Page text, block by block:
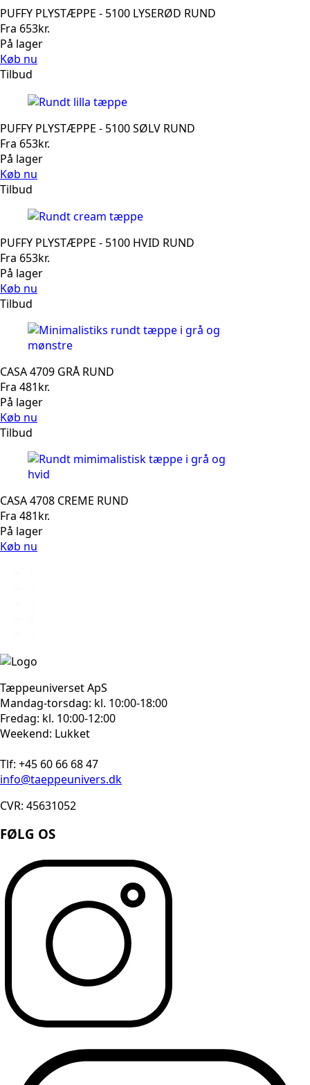
PUFFY PLYSTÆPPE - 5100 LYSERØD RUND
Fra 653kr.
På lager
Køb nu
Tilbud
PUFFY PLYSTÆPPE - 5100 SØLV RUND
Fra 653kr.
På lager
Køb nu
Tilbud
PUFFY PLYSTÆPPE - 5100 HVID RUND
Fra 653kr.
På lager
Køb nu
Tilbud
CASA 4709 GRÅ RUND
Fra 481kr.
På lager
Køb nu
Tilbud
CASA 4708 CREME RUND
Fra 481kr.
På lager
Køb nu
Tæppeuniverset ApS
Mandag-torsdag: kl. 10:00-18:00
Fredag: kl. 10:00-12:00
Weekend: Lukket
Tlf: +45 60 66 68 47
info@taeppeunivers.dk
CVR: 45631052
FØLG OS